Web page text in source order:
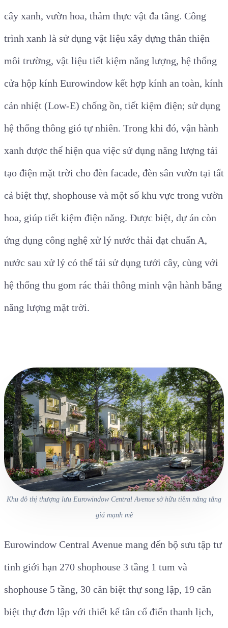
cây xanh, vườn hoa, thảm thực vật đa tầng. Công
trình xanh là sử dụng vật liệu xây dựng thân thiện
môi trường, vật liệu tiết kiệm năng lượng, hệ thống
cửa hộp kính Eurowindow kết hợp kính an toàn, kính
cản nhiệt (Low-E) chống ồn, tiết kiệm điện; sử dụng
hệ thống thông gió tự nhiên. Trong khi đó, vận hành
xanh được thể hiện qua việc sử dụng năng lượng tái
tạo điện mặt trời cho đèn facade, đèn sân vườn tại tất
cả biệt thự, shophouse và một số khu vực trong vườn
hoa, giúp tiết kiệm điện năng. Được biệt, dự án còn
ứng dụng công nghệ xử lý nước thải đạt chuẩn A,
nước sau xử lý có thể tái sử dụng tưới cây, cùng với
hệ thống thu gom rác thải thông minh vận hành bằng
năng lượng mặt trời.
Khu đô thị thượng lưu Eurowindow Central Avenue sở hữu tiềm năng tăng
giá mạnh mẽ
Eurowindow Central Avenue mang đến bộ sưu tập tư
tinh giới hạn 270 shophouse 3 tầng 1 tum và
shophouse 5 tầng, 30 căn biệt thự song lập, 19 căn
biệt thự đơn lập với thiết kế tân cổ điển thanh lịch,